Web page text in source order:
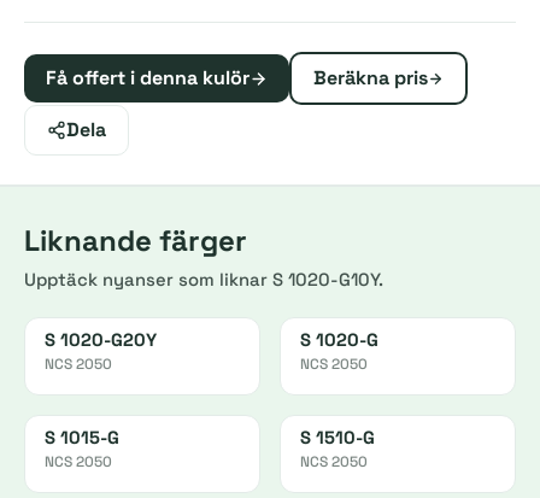
Få offert i denna kulör Beräkna pris
Dela
Liknande färger
Upptäck nyanser som liknar S 1020-G10Y.
S 1020-G20Y
NCS 2050
S 1020-G
NCS 2050
S 1015-G
NCS 2050
S 1510-G
NCS 2050